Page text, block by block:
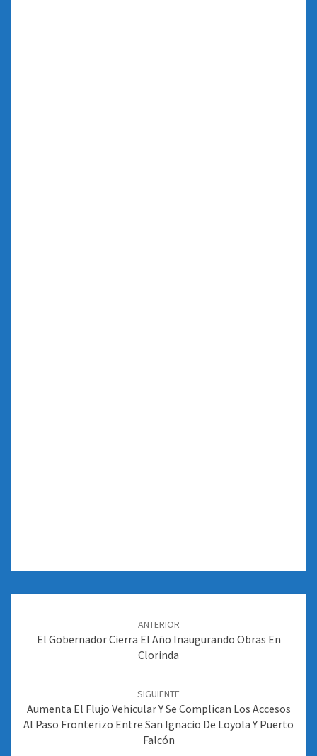
entradas
ANTERIOR
El Gobernador Cierra El Año Inaugurando Obras En
Clorinda
SIGUIENTE
Aumenta El Flujo Vehicular Y Se Complican Los Accesos
Al Paso Fronterizo Entre San Ignacio De Loyola Y Puerto
Falcón